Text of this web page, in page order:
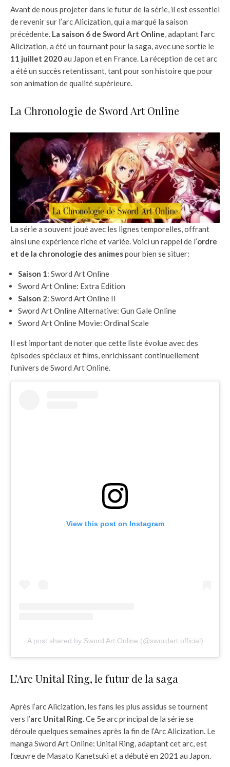
Avant de nous projeter dans le futur de la série, il est essentiel
de revenir sur l’arc Alicization, qui a marqué la saison
précédente. La saison 6 de Sword Art Online, adaptant l’arc
Alicization, a été un tournant pour la saga, avec une sortie le
11 juillet 2020au Japon et en France. La réception de cet arc
a été un succès retentissant, tant pour son histoire que pour
son animation de qualité supérieure.
La Chronologie de Sword Art Online
La série a souvent joué avec les lignes temporelles, offrant
ainsi une expérience riche et variée. Voici un rappel de l’ordre
et de la chronologie des animespour bien se situer:
Saison 1: Sword Art Online
Sword Art Online: Extra Edition
Saison 2: Sword Art Online II
Sword Art Online Alternative: Gun Gale Online
Sword Art Online Movie: Ordinal Scale
Il est important de noter que cette liste évolue avec des
épisodes spéciaux et films, enrichissant continuellement
l’univers de Sword Art Online.
View this post on Instagram
A post shared by Sword Art Online (@swordart.official)
L’Arc Unital Ring, le futur de la saga
Après l’arc Alicization, les fans les plus assidus se tournent
vers l’arc Unital Ring. Ce 5e arc principal de la série se
déroule quelques semaines après la fin de l’Arc Alicization. Le
manga Sword Art Online: Unital Ring, adaptant cet arc, est
l’œuvre de Masato Kanetsuki et a débuté en 2021 au Japon.